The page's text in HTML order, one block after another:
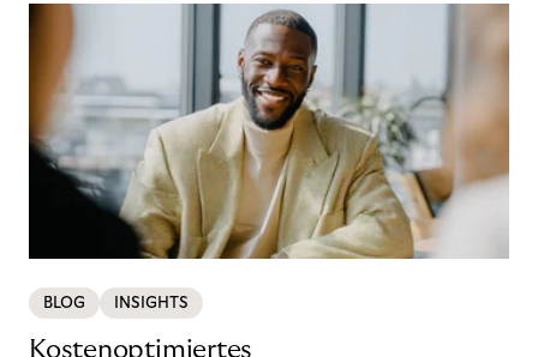
BLOG INSIGHTS
Kostenoptimiertes